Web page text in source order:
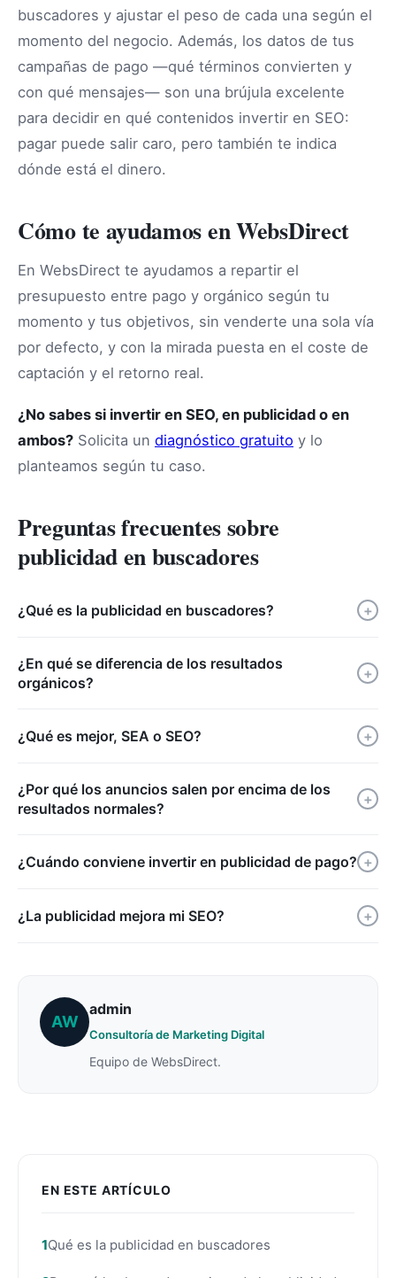
EN ESTE ARTÍCULO
Qué es la publicidad en buscadores
buscadores y ajustar el peso de cada una según el
momento del negocio. Además, los datos de tus
campañas de pago —qué términos convierten y
con qué mensajes— son una brújula excelente
para decidir en qué contenidos invertir en SEO:
pagar puede salir caro, pero también te indica
dónde está el dinero.
Cómo te ayudamos en WebsDirect
En WebsDirect te ayudamos a repartir el
presupuesto entre pago y orgánico según tu
momento y tus objetivos, sin venderte una sola vía
por defecto, y con la mirada puesta en el coste de
captación y el retorno real.
¿No sabes si invertir en SEO, en publicidad o en
ambos? Solicita un diagnóstico gratuito y lo
planteamos según tu caso.
Preguntas frecuentes sobre
publicidad en buscadores
¿Qué es la publicidad en buscadores? +
¿En qué se diferencia de los resultados
orgánicos?
+
¿Qué es mejor, SEA o SEO? +
¿Por qué los anuncios salen por encima de los
resultados normales?
+
¿Cuándo conviene invertir en publicidad de pago? +
¿La publicidad mejora mi SEO? +
AW
admin
Consultoría de Marketing Digital
Equipo de WebsDirect.